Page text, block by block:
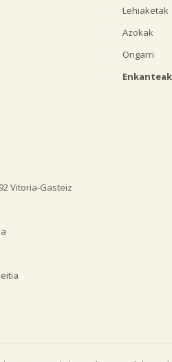
Lehiaketak
Azokak
Ongarri
Enkanteak
Vitoria-Gasteiz